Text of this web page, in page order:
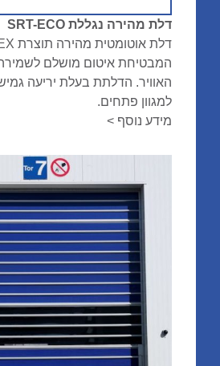
דלת מהירה נגללת SRT-ECO
המבטיחת איטום מושלם
האוויר. הדלתת בעלת יריעה
למגוון פתחים.
מידע נוסף >